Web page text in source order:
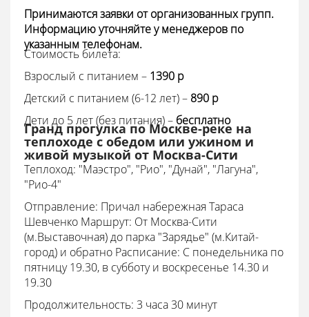
Принимаются заявки от организованных групп.
Информацию уточняйте у менеджеров по
указанным телефонам.
Стоимость билета:
Взрослый с питанием – 1390 p
Детский с питанием (6-12 лет) – 890 p
Дети до 5 лет (без питания) – бесплатно
Гранд прогулка по Москве-реке на
теплоходе с обедом или ужином и
живой музыкой от Москва-Сити
Теплоход: "Маэстро", "Рио", "Дунай", "Лагуна",
"Рио-4"
Отправление: Причал набережная Тараса
Шевченко Маршрут: От Москва-Сити
(м.Выставочная) до парка "Зарядье" (м.Китай-
город) и обратно Расписание: С понедельника по
пятницу 19.30, в субботу и воскресенье 14.30 и
19.30
Продолжительность: 3 часа 30 минут